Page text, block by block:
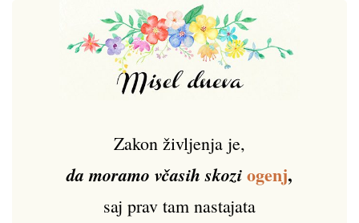
Zakon življenja je,
da moramo včasih skoziogenj,
saj prav tam nastajata